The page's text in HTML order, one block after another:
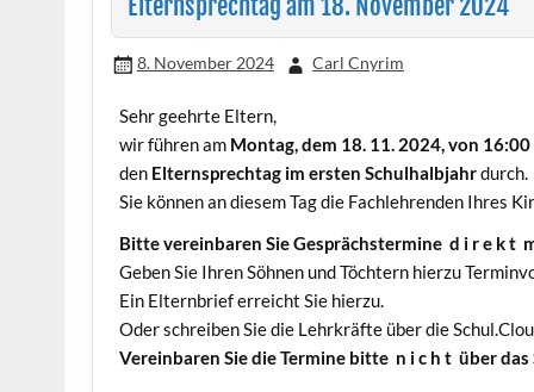
8. November 2024 Carl Cnyrim
Sehr geehrte Eltern,
wir führen am Montag, dem 18. 11. 2024, von
den Elternsprechtag im ersten Schulhalbjahrdurch.
Sie können an diesem Tag die Fachlehrenden Ihres
Bitte vereinbaren Sie Gesprächstermine d i r e k t
Geben Sie Ihren Söhnen und Töchtern hierzu
Ein Elternbrief erreicht Sie hierzu.
Oder schreiben Sie die Lehrkräfte über die
Vereinbaren Sie die Termine bitte n i c h t über